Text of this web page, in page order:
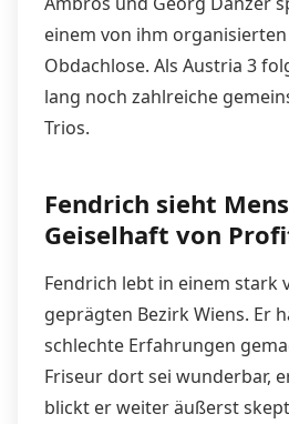
einem von ihm
Obdachlose. Als Austria 3
lang noch zahlreiche
Trios.
Fendrich sieht
Geiselhaft von
Fendrich lebt in einem stark
geprägten Bezirk Wiens. Er
schlechte Erfahrungen
Friseur dort sei wunderbar,
blickt er weiter äußerst